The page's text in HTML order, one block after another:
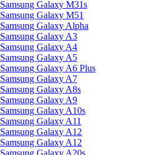
Samsung Galaxy M31s
Samsung Galaxy M51
Samsung Galaxy Alpha
Samsung Galaxy A3
Samsung Galaxy A4
Samsung Galaxy A5
Samsung Galaxy A6 Plus
Samsung Galaxy A7
Samsung Galaxy A8s
Samsung Galaxy A9
Samsung Galaxy A10s
Samsung Galaxy A11
Samsung Galaxy A12
Samsung Galaxy A12
Samsung Galaxy A20s